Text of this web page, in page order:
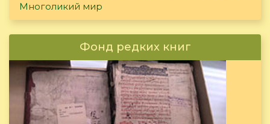
Многоликий мир
Фонд редких книг